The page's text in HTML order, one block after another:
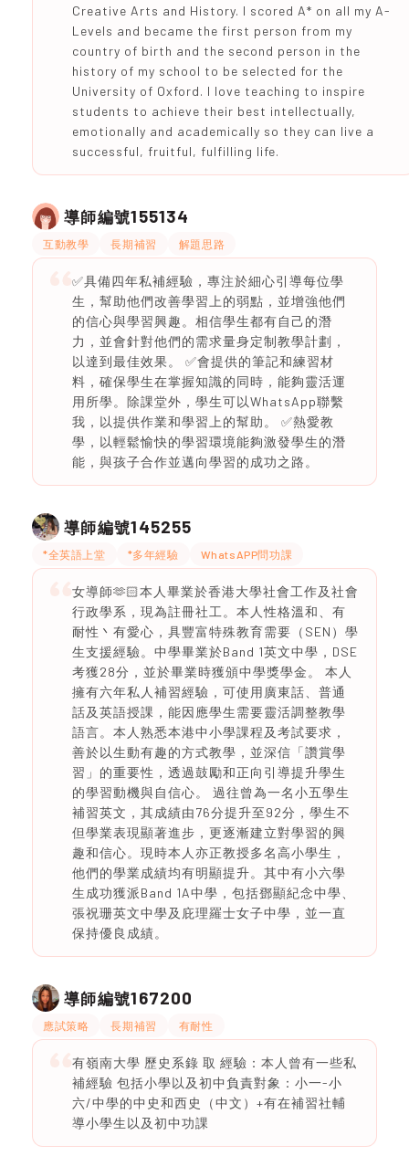
Creative Arts and History. I scored A* on all my A-
Levels and became the first person from my
country of birth and the second person in the
history of my school to be selected for the
University of Oxford. I love teaching to inspire
students to achieve their best intellectually,
emotionally and academically so they can live a
successful, fruitful, fulfilling life.
導師編號155134
互動教學 長期補習 解題思路
✅具備四年私補經驗，專注於細心引導每位學
生，幫助他們改善學習上的弱點，並增強他們
的信心與學習興趣。相信學生都有自己的潛
力，並會針對他們的需求量身定制教學計劃，
以達到最佳效果。 ✅會提供的筆記和練習材
料，確保學生在掌握知識的同時，能夠靈活運
用所學。除課堂外，學生可以WhatsApp聯繫
我，以提供作業和學習上的幫助。 ✅熱愛教
學，以輕鬆愉快的學習環境能夠激發學生的潛
能，與孩子合作並邁向學習的成功之路。
導師編號145255
*全英語上堂 *多年經驗 WhatsAPP問功課
女導師🫶🏻本人畢業於香港大學社會工作及社會
行政學系，現為註冊社工。本人性格溫和、有
耐性丶有愛心，具豐富特殊教育需要（SEN）學
生支援經驗。中學畢業於Band 1英文中學，DSE
考獲28分，並於畢業時獲頒中學獎學金。 本人
擁有六年私人補習經驗，可使用廣東話、普通
話及英語授課，能因應學生需要靈活調整教學
語言。本人熟悉本港中小學課程及考試要求，
善於以生動有趣的方式教學，並深信「讚賞學
習」的重要性，透過鼓勵和正向引導提升學生
的學習動機與自信心。 過往曾為一名小五學生
補習英文，其成績由76分提升至92分，學生不
但學業表現顯著進步，更逐漸建立對學習的興
趣和信心。現時本人亦正教授多名高小學生，
他們的學業成績均有明顯提升。其中有小六學
生成功獲派Band 1A中學，包括鄧顯紀念中學、
張祝珊英文中學及庇理羅士女子中學，並一直
保持優良成績。
導師編號167200
應試策略 長期補習 有耐性
有嶺南大學 歷史系錄 取 經驗：本人曾有一些私
補經驗 包括小學以及初中負責對象：小一-小
六/中學的中史和西史（中文）+有在補習社輔
導小學生以及初中功課